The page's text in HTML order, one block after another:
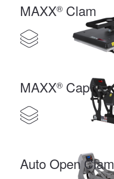
MAXX® Clam
MAXX® Cap
Auto Open Clam